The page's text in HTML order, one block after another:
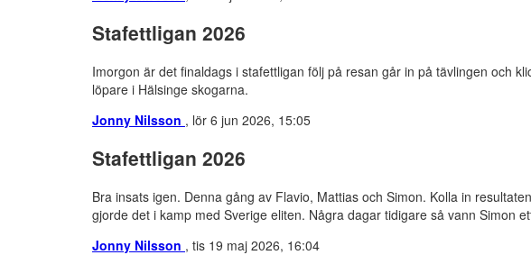
Stafettligan 2026
Imorgon är det finaldags i stafettligan följ på resan går in på tävlingen och
löpare i Hälsinge skogarna.
Jonny Nilsson , lör 6 jun 2026, 15:05
Stafettligan 2026
Bra insats igen. Denna gång av Flavio, Mattias och Simon. Kolla in
gjorde det i kamp med Sverige eliten. Några dagar tidigare så vann Simon
Jonny Nilsson , tis 19 maj 2026, 16:04